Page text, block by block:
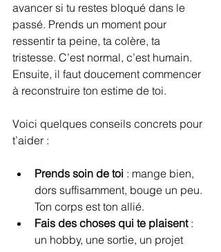
avancer si tu restes bloqué dans le
passé. Prends un moment pour
ressentir ta peine, ta colère, ta
tristesse. C’est normal, c’est humain.
Ensuite, il faut doucement commencer
à reconstruire ton estime de toi.
Voici quelques conseils concrets pour
t’aider :
Prends soin de toi : mange bien,
dors suffisamment, bouge un peu.
Ton corps est ton allié.
Fais des choses qui te plaisent :
un hobby, une sortie, un projet